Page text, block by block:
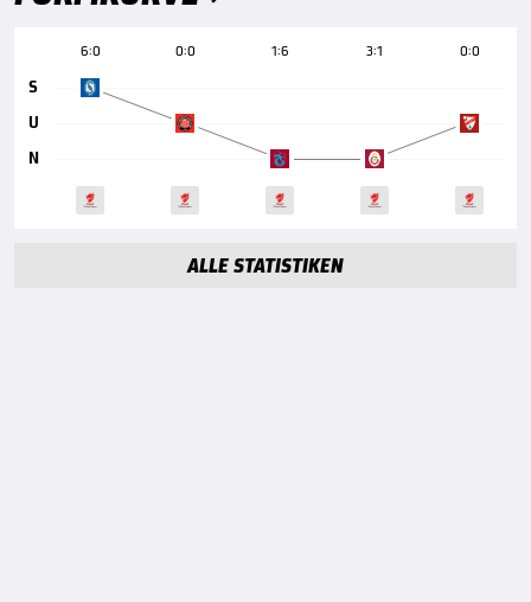
6:0 0:0 1:6 3:1 0:0
S
U
N
ALLE STATISTIKEN